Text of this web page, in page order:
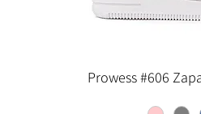
Prowess #606